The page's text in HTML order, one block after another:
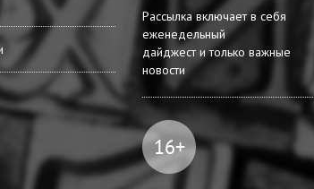
Рассылка включает в себя
еженедельный
дайджест и только важные
новости